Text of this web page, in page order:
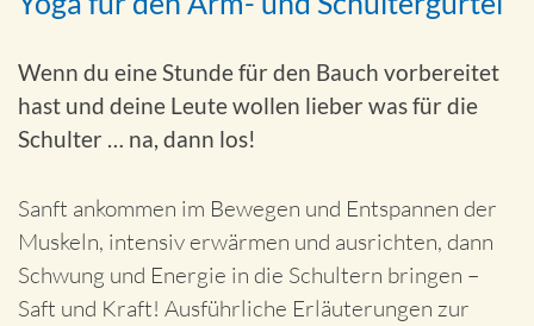
Wenn du eine Stunde für den Bauch vorbereitet
hast und deine Leute wollen lieber was für die
Schulter … na, dann los!
Sanft ankommen im Bewegen und Entspannen der
Muskeln, intensiv erwärmen und ausrichten, dann
Schwung und Energie in die Schultern bringen –
Saft und Kraft! Ausführliche Erläuterungen zur